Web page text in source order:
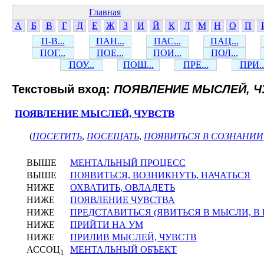
Главная
А
Б В Г Д Е Ж З И Й К Л М Н О П
П-В...
ПАН... ПАС...
ПАЦ...
ПОГ...
ПОЕ... ПОИ...
ПОЛ...
ПОУ...
ПОШ... ПРЕ...
Текстовый вход: ПОЯВЛЕНИЕ МЫСЛЕЙ,
ПОЯВЛЕНИЕ МЫСЛЕЙ, ЧУВСТВ
(ПОСЕТИТЬ, ПОСЕЩАТЬ, ПОЯВИТЬСЯ В СОЗНАНИИ
ВЫШЕ
МЕНТАЛЬНЫЙ ПРОЦЕСС
ВЫШЕ
ПОЯВИТЬСЯ, ВОЗНИКНУТЬ, НАЧАТЬСЯ
НИЖЕ
ОХВАТИТЬ, ОВЛАДЕТЬ
НИЖЕ
ПОЯВЛЕНИЕ ЧУВСТВА
НИЖЕ
ПРЕДСТАВИТЬСЯ (ЯВИТЬСЯ В МЫСЛИ,
НИЖЕ
ПРИЙТИ НА УМ
НИЖЕ
ПРИЛИВ МЫСЛЕЙ, ЧУВСТВ
АССОЦ1
МЕНТАЛЬНЫЙ ОБЪЕКТ